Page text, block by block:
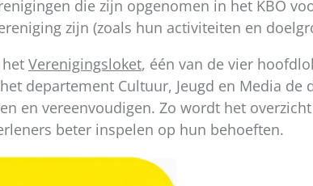
die zijn opgenomen in het KBO
zijn (zoals hun activiteiten en
Verenigingsloket, één van de vier
departement Cultuur, Jeugd en Media de
en vereenvoudigen. Zo wordt het
beter inspelen op hun behoeften.